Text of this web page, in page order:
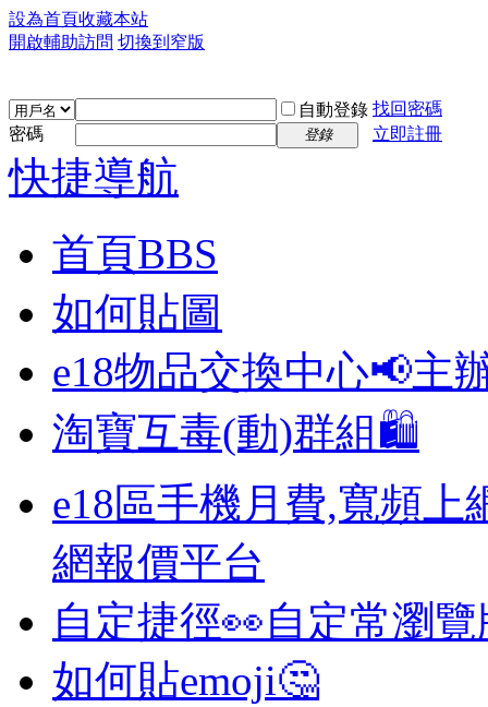
設為首頁收藏本站
開啟輔助訪問 切換到窄版
自動登錄 找回密碼
密碼
登錄 立即註冊
快捷導航
首頁BBS
如何貼圖
e18物品交換中心📢主
淘寶互毒(動)群組🛍️
e18區手機月費,寬頻上
網報價平台
自定捷徑👀自定常瀏
如何貼emoji🤔